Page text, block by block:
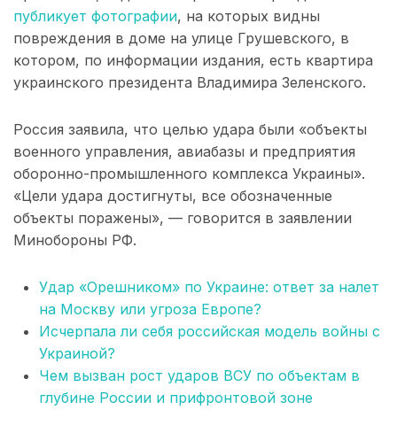
публикует фотографии, на которых видны
повреждения в доме на улице Грушевского, в
котором, по информации издания, есть квартира
украинского президента Владимира Зеленского.
Россия заявила, что целью удара были «объекты
военного управления, авиабазы и предприятия
оборонно-промышленного комплекса Украины».
«Цели удара достигнуты, все обозначенные
объекты поражены», — говорится в заявлении
Минобороны РФ.
Удар «Орешником» по Украине: ответ за налет
на Москву или угроза Европе?
Исчерпала ли себя российская модель войны с
Украиной?
Чем вызван рост ударов ВСУ по объектам в
глубине России и прифронтовой зоне